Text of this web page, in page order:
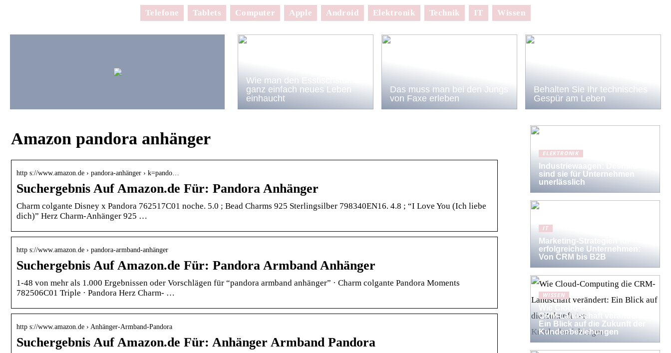
Telefone Tablets Computer Apple Android Elektronik Technik IT Wissen
Wie man den Esstischstühlen
ganz einfach neues Leben
einhaucht
Das muss man bei den Jungs
von Faxe erleben
Behalten Sie Ihr technisches
Gespür am Leben
Amazon pandora anhänger
http s://www.amazon.de › pandora-anhänger › k=pando…
Suchergebnis Auf Amazon.de Für: Pandora Anhänger
Charm colgante Disney x Pandora 762517C01 noche. 5.0 ; Bead Charms 925 Sterlingsilber 798340EN16. 4.8 ; “I Love You (Ich liebe
dich)” Herz Charm-Anhänger 925 …
http s://www.amazon.de › pandora-armband-anhänger
Suchergebnis Auf Amazon.de Für: Pandora Armband Anhänger
1-48 von mehr als 1.000 Ergebnissen oder Vorschlägen für “pandora armband anhänger” · Charm colgante Pandora Moments
782506C01 Triple · Pandora Herz Charm- …
http s://www.amazon.de › Anhänger-Armband-Pandora
Suchergebnis Auf Amazon.de Für: Anhänger Armband Pandora
ELEKTRONIK
Industriewaagen: Deshalb
sind sie für Unternehmen
unerlässlich
IT
Marketing-Strategien für
erfolgreiche Unternehmen:
Von CRM bis B2B
WISSEN
Wie Cloud-Computing die
CRM-Landschaft verändert:
Ein Blick auf die Zukunft der
Kundenbeziehungen